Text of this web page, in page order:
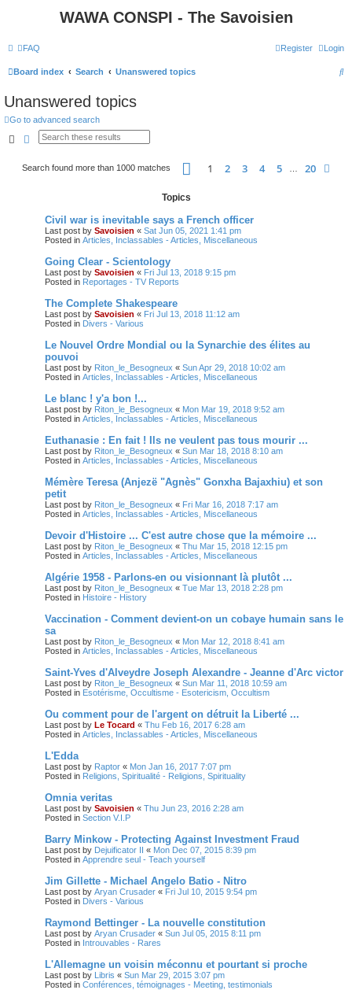
WAWA CONSPI - The Savoisien
FAQ Login
Register
Board index Search Unanswered topics
S
Unanswered topics
Go to advanced search
SearchAdvanced search
Search found more than 1000 matches Page 1of 20
1 2 3 4 5 20
Topics
Civil war is inevitable says a French officer
Last post by Savoisien « Sat Jun 05, 2021 1:41 pm
Posted in Articles, Inclassables - Articles, Miscellaneous
Going Clear - Scientology
Last post by Savoisien « Fri Jul 13, 2018 9:15 pm
Posted in Reportages - TV Reports
The Complete Shakespeare
Last post by Savoisien « Fri Jul 13, 2018 11:12 am
Posted in Divers - Various
Le Nouvel Ordre Mondial ou la Synarchie des élites au
pouvoi
Last post by Riton_le_Besogneux « Sun Apr 29, 2018 10:02 am
Posted in Articles, Inclassables - Articles, Miscellaneous
Le blanc ! y'a bon !...
Last post by Riton_le_Besogneux « Mon Mar 19, 2018 9:52 am
Posted in Articles, Inclassables - Articles, Miscellaneous
Euthanasie : En fait ! Ils ne veulent pas tous mourir ...
Last post by Riton_le_Besogneux « Sun Mar 18, 2018 8:10 am
Posted in Articles, Inclassables - Articles, Miscellaneous
Mémère Teresa (Anjezë "Agnès" Gonxha Bajaxhiu) et son
petit
Last post by Riton_le_Besogneux « Fri Mar 16, 2018 7:17 am
Posted in Articles, Inclassables - Articles, Miscellaneous
Devoir d'Histoire ... C'est autre chose que la mémoire ...
Last post by Riton_le_Besogneux « Thu Mar 15, 2018 12:15 pm
Posted in Articles, Inclassables - Articles, Miscellaneous
Algérie 1958 - Parlons-en ou visionnant là plutôt ...
Last post by Riton_le_Besogneux « Tue Mar 13, 2018 2:28 pm
Posted in Histoire - History
Vaccination - Comment devient-on un cobaye humain sans le
sa
Last post by Riton_le_Besogneux « Mon Mar 12, 2018 8:41 am
Posted in Articles, Inclassables - Articles, Miscellaneous
Saint-Yves d'Alveydre Joseph Alexandre - Jeanne d'Arc victor
Last post by Riton_le_Besogneux « Sun Mar 11, 2018 10:59 am
Posted in Esotérisme, Occultisme - Esotericism, Occultism
Ou comment pour de l'argent on détruit la Liberté ...
Last post by Le Tocard « Thu Feb 16, 2017 6:28 am
Posted in Articles, Inclassables - Articles, Miscellaneous
L'Edda
Last post by Raptor « Mon Jan 16, 2017 7:07 pm
Posted in Religions, Spiritualité - Religions, Spirituality
Omnia veritas
Last post by Savoisien « Thu Jun 23, 2016 2:28 am
Posted in Section V.I.P
Barry Minkow - Protecting Against Investment Fraud
Last post by Dejuificator II « Mon Dec 07, 2015 8:39 pm
Posted in Apprendre seul - Teach yourself
Jim Gillette - Michael Angelo Batio - Nitro
Last post by Aryan Crusader « Fri Jul 10, 2015 9:54 pm
Posted in Divers - Various
Raymond Bettinger - La nouvelle constitution
Last post by Aryan Crusader « Sun Jul 05, 2015 8:11 pm
Posted in Introuvables - Rares
L'Allemagne un voisin méconnu et pourtant si proche
Last post by Libris « Sun Mar 29, 2015 3:07 pm
Posted in Conférences, témoignages - Meeting, testimonials